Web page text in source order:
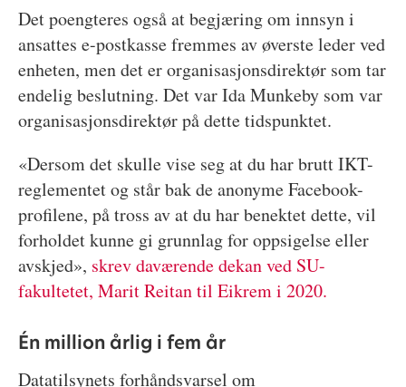
Det poengteres også at begjæring om innsyn i
ansattes e-postkasse fremmes av øverste leder ved
enheten, men det er organisasjonsdirektør som tar
endelig beslutning. Det var Ida Munkeby som var
organisasjonsdirektør på dette tidspunktet.
«Dersom det skulle vise seg at du har brutt IKT-
reglementet og står bak de anonyme Facebook-
profilene, på tross av at du har benektet dette, vil
forholdet kunne gi grunnlag for oppsigelse eller
avskjed», skrev daværende dekan ved SU-
fakultetet, Marit Reitan til Eikrem i 2020.
Én million årlig i fem år
Datatilsynets forhåndsvarsel om